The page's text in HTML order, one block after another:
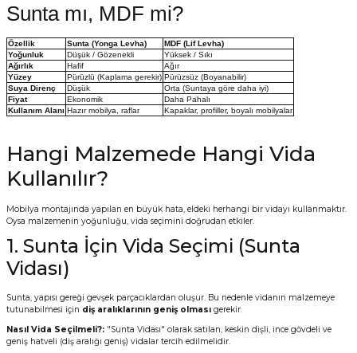
Sunta mı, MDF mi?
Özellik Sunta (Yonga Levha)
MDF (Lif Levha)
Yoğunluk
Düşük / Gözenekli
Yüksek / Sıkı
Ağırlık
Hafif
Ağır
Yüzey
Pürüzlü (Kaplama gerekir) Pürüzsüz (Boyanabilir)
Suya Direnç
Düşük
Orta (Suntaya göre daha iyi)
Fiyat
Ekonomik
Daha Pahalı
Kullanım Alanı Hazır mobilya, raflar Kapaklar, profiller, boyalı mobilyalar
Hangi Malzemede Hangi Vida
Kullanılır?
Mobilya montajında yapılan en büyük hata, eldeki herhangi bir vidayı kullanmaktır.
Oysa malzemenin yoğunluğu, vida seçimini doğrudan etkiler.
1. Sunta İçin Vida Seçimi (Sunta
Vidası)
Sunta, yapısı gereği gevşek parçacıklardan oluşur. Bu nedenle vidanın malzemeye
tutunabilmesi için diş aralıklarının geniş olması gerekir.
Nasıl Vida Seçilmeli?: "Sunta Vidası" olarak satılan, keskin dişli, ince gövdeli ve
geniş hatveli (diş aralığı geniş) vidalar tercih edilmelidir.